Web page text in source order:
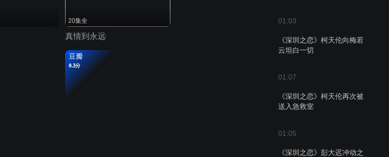
01:03
《深圳之恋》柯天伦向梅若
云坦白一切
01:07
《深圳之恋》柯天伦再次被
送入急救室
01:05
《深圳之恋》彭大迟冲动之
20集全
真情到永远
豆瓣
8.3分